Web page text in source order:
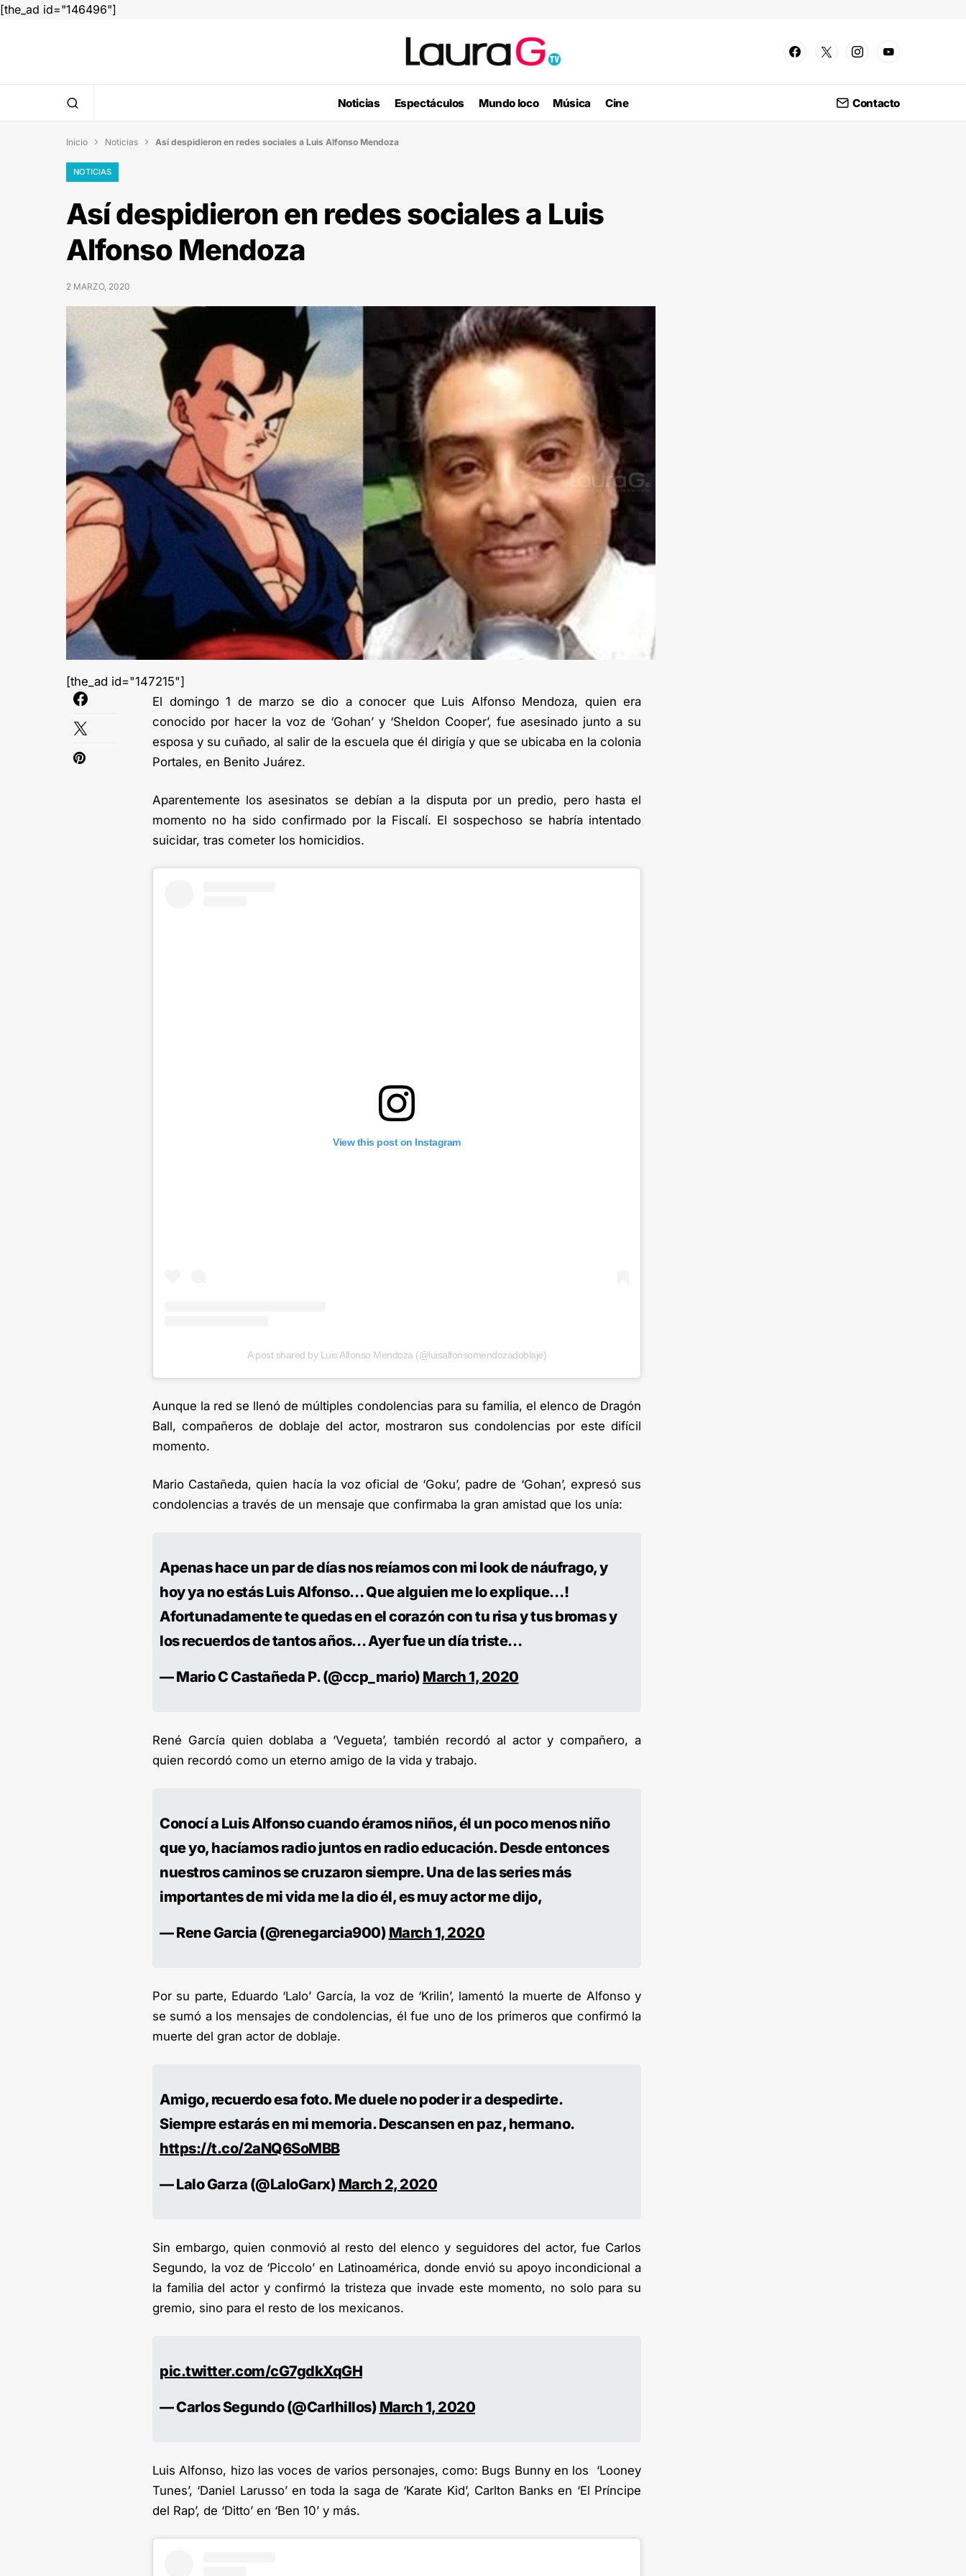
[the_ad id="146496"]
Noticias Espectáculos Mundo loco Música Cine Contacto
Inicio  Noticias  Así despidieron en redes sociales a Luis Alfonso Mendoza
NOTICIAS
Así despidieron en redes sociales a Luis
Alfonso Mendoza
2 MARZO, 2020
[the_ad id="147215"]
El domingo 1 de marzo se dio a conocer que Luis Alfonso Mendoza, quien era
conocido por hacer la voz de ‘Gohan’ y ‘Sheldon Cooper’, fue asesinado junto a su
esposa y su cuñado, al salir de la escuela que él dirigía y que se ubicaba en la colonia
Portales, en Benito Juárez.
Aparentemente los asesinatos se debían a la disputa por un predio, pero hasta el
momento no ha sido confirmado por la Fiscalí. El sospechoso se habría intentado
suicidar, tras cometer los homicidios.
View this post on Instagram
A post shared by Luis Alfonso Mendoza (@luisalfonsomendozadoblaje)
Aunque la red se llenó de múltiples condolencias para su familia, el elenco de Dragón
Ball, compañeros de doblaje del actor, mostraron sus condolencias por este difícil
momento.
Mario Castañeda, quien hacía la voz oficial de ‘Goku’, padre de ‘Gohan’, expresó sus
condolencias a través de un mensaje que confirmaba la gran amistad que los unía:
Apenas hace un par de días nos reíamos con mi look de náufrago, y
hoy ya no estás Luis Alfonso… Que alguien me lo explique…!
Afortunadamente te quedas en el corazón con tu risa y tus bromas y
los recuerdos de tantos años… Ayer fue un día triste…
— Mario C Castañeda P. (@ccp_mario) March 1, 2020
René García quien doblaba a ‘Vegueta’, también recordó al actor y compañero, a
quien recordó como un eterno amigo de la vida y trabajo.
Conocí a Luis Alfonso cuando éramos niños, él un poco menos niño
que yo, hacíamos radio juntos en radio educación. Desde entonces
nuestros caminos se cruzaron siempre. Una de las series más
importantes de mi vida me la dio él, es muy actor me dijo,
— Rene Garcia (@renegarcia900) March 1, 2020
Por su parte, Eduardo ‘Lalo’ García, la voz de ‘Krilin’, lamentó la muerte de Alfonso y
se sumó a los mensajes de condolencias, él fue uno de los primeros que confirmó la
muerte del gran actor de doblaje.
Amigo, recuerdo esa foto. Me duele no poder ir a despedirte.
Siempre estarás en mi memoria. Descansen en paz, hermano.
https://t.co/2aNQ6SoMBB
— Lalo Garza (@LaloGarx) March 2, 2020
Sin embargo, quien conmovió al resto del elenco y seguidores del actor, fue Carlos
Segundo, la voz de ‘Piccolo’ en Latinoamérica, donde envió su apoyo incondicional a
la familia del actor y confirmó la tristeza que invade este momento, no solo para su
gremio, sino para el resto de los mexicanos.
pic.twitter.com/cG7gdkXqGH
— Carlos Segundo (@Carlhillos) March 1, 2020
Luis Alfonso, hizo las voces de varios personajes, como: Bugs Bunny en los
‘Looney
Tunes’, ‘Daniel Larusso’ en toda la saga de ‘Karate Kid’, Carlton Banks en ‘El Príncipe
del Rap’, de ‘Ditto’ en ‘Ben 10’ y más.